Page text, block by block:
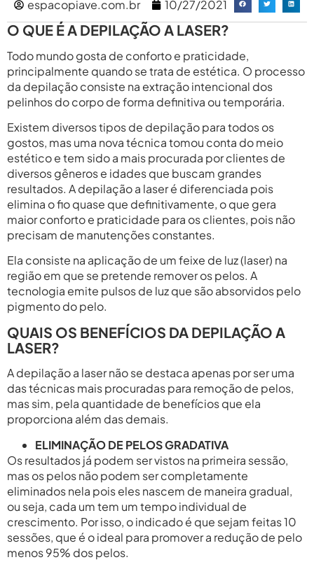
espacopiave.com.br 10/27/2021
O QUE É A DEPILAÇÃO A LASER?
Todo mundo gosta de conforto e praticidade,
principalmente quando se trata de estética. O processo
da depilação consiste na extração intencional dos
pelinhos do corpo de forma definitiva ou temporária.
Existem diversos tipos de depilação para todos os
gostos, mas uma nova técnica tomou conta do meio
estético e tem sido a mais procurada por clientes de
diversos gêneros e idades que buscam grandes
resultados. A depilação a laser é diferenciada pois
elimina o fio quase que definitivamente, o que gera
maior conforto e praticidade para os clientes, pois não
precisam de manutenções constantes.
Ela consiste na aplicação de um feixe de luz (laser) na
região em que se pretende remover os pelos. A
tecnologia emite pulsos de luz que são absorvidos pelo
pigmento do pelo.
QUAIS OS BENEFÍCIOS DA DEPILAÇÃO A
LASER?
A depilação a laser não se destaca apenas por ser uma
das técnicas mais procuradas para remoção de pelos,
mas sim, pela quantidade de benefícios que ela
proporciona além das demais.
ELIMINAÇÃO DE PELOS GRADATIVA
Os resultados já podem ser vistos na primeira sessão,
mas os pelos não podem ser completamente
eliminados nela pois eles nascem de maneira gradual,
ou seja, cada um tem um tempo individual de
crescimento. Por isso, o indicado é que sejam feitas 10
sessões, que é o ideal para promover a redução de pelo
menos 95% dos pelos.